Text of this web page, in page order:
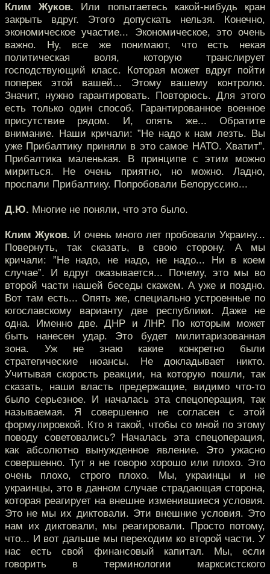
Клим Жуков. Или попытаетесь какой-нибудь кран
закрыть вдруг. Этого допускать нельзя. Конечно,
экономическое участие... Экономическое, это очень
важно. Ну, все же понимают, что есть некая
политическая воля, которую транслирует
господствующий класс. Которая может вдруг пойти
поперек этой вашей... Этому вашему контролю.
Значит, нужно гарантировать. Повторюсь. Для этого
есть только один способ. Гарантированное военное
присутствие рядом. И, опять же... Обратите
внимание. Наши кричали: ”Не надо к нам лезть. Вы
уже Прибалтику приняли в это самое НАТО. Хватит”.
Прибалтика маленькая. В принципе с этим можно
мириться. Не очень приятно, но можно. Ладно,
проспали Прибалтику. Попробовали Белоруссию...
Д.Ю. Многие не поняли, что это было.
Клим Жуков. И очень много лет пробовали Украину...
Повернуть, так сказать, в свою сторону. А мы
кричали: ”Не надо, не надо, не надо... Ни в коем
случае”. И вдруг оказывается... Почему, это мы во
второй части нашей беседы скажем. А уже и поздно.
Вот там есть... Опять же, специально устроенные по
югославскому варианту две республики. Даже не
одна. Именно две. ДНР и ЛНР. По которым может
быть нанесен удар. Это будет милитаризованная
зона. Уж не знаю какие конкретно были
стратегические нюансы. Не докладывает никто.
Учитывая скорость реакции, на которую пошли, так
сказать, наши власть предержащие, видимо что-то
было серьезное. И началась эта спецоперация, так
называемая. Я совершенно не согласен с этой
формулировкой. Кто я такой, чтобы со мной по этому
поводу советовались? Началась эта спецоперация,
как абсолютно вынужденное явление. Это ужасно
совершенно. Тут я не говорю хорошо или плохо. Это
очень плохо, строго плохо. Мы, украинцы и не
украинцы, это в данном случае страдающая сторона,
которая реагирует на внешне изменившиеся условия.
Это не мы их диктовали. Эти внешние условия. Это
нам их диктовали, мы реагировали. Просто потому,
что... И вот дальше мы переходим ко второй части. У
нас есть свой финансовый капитал. Мы, если
говорить в терминологии марксистского